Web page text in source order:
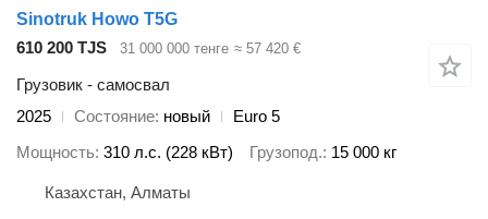
Sinotruk Howo T5G
610 200 TJS
31 000 000 тенге ≈ 57 420 €
Грузовик - самосвал
2025
Состояние новый
Euro 5
Мощность 310 л.с. (228 кВт) Грузопод. 15 000 кг
Казахстан, Алматы